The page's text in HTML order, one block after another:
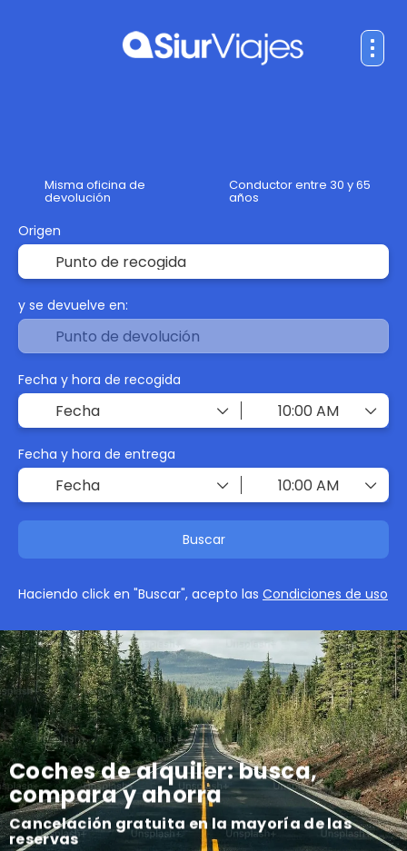
Coches de alquiler: busca,
compara y ahorra
Cancelación gratuita en la mayoría de las
reservas
Misma oficina de
devolución
Conductor entre 30 y 65
años
Origen
y se devuelve en:
Fecha y hora de recogida
Fecha y hora de entrega
Buscar
Haciendo click en "Buscar", acepto las Condiciones de uso